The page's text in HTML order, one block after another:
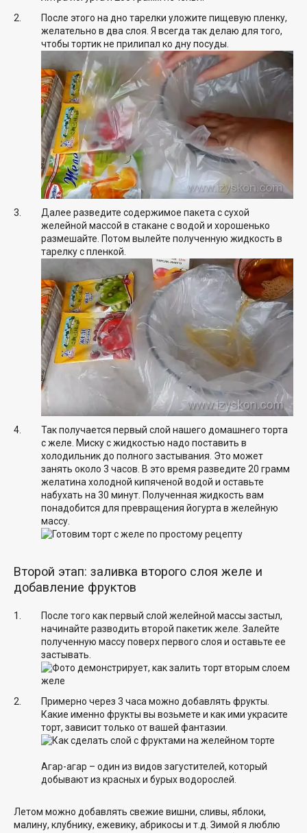
После этого на дно тарелки уложите пищевую пленку,
желательно в два слоя. Я всегда так делаю для того,
чтобы тортик не прилипал ко дну посуды.
Далее разведите содержимое пакета с сухой
желейной массой в стакане с водой и хорошенько
размешайте. Потом вылейте полученную жидкость в
тарелку с пленкой.
Так получается первый слой нашего домашнего торта
с желе. Миску с жидкостью надо поставить в
холодильник до полного застывания. Это может
занять около 3 часов. В это время разведите 20 грамм
желатина холодной кипяченой водой и оставьте
набухать на 30 минут. Полученная жидкость вам
понадобится для превращения йогурта в желейную
массу.
Второй этап: заливка второго слоя желе и
добавление фруктов
После того как первый слой желейной массы застыл,
начинайте разводить второй пакетик желе. Залейте
полученную массу поверх первого слоя и оставьте ее
застывать.
Примерно через 3 часа можно добавлять фрукты.
Какие именно фрукты вы возьмете и как ими украсите
торт, зависит только от вашей фантазии.
Агар-агар – один из видов загустителей, который
добывают из красных и бурых водорослей.
Летом можно добавлять свежие вишни, сливы, яблоки,
малину, клубнику, ежевику, абрикосы и т.д. Зимой я люблю